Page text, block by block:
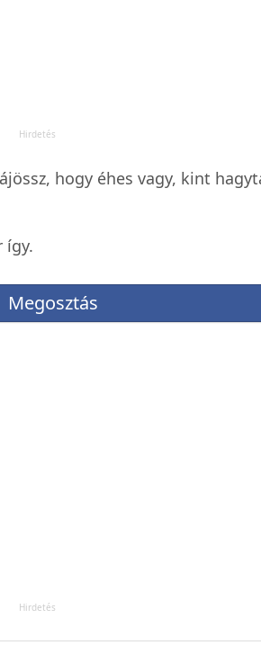
hogy éhes vagy, kint
így.
Megosztás